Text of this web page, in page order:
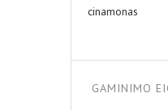
cinamonas
GAMINIMO